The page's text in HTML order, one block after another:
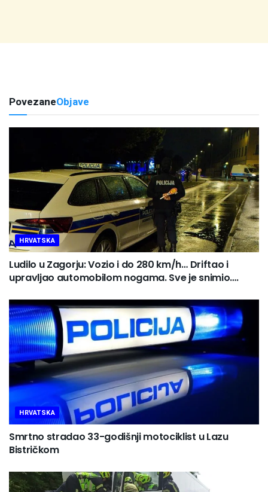
PovezaneObjave
HRVATSKA
Ludilo u Zagorju: Vozio i do 280 km/h… Driftao i
upravljao automobilom nogama. Sve je snimio….
HRVATSKA
Smrtno stradao 33-godišnji motociklist u Lazu
Bistričkom